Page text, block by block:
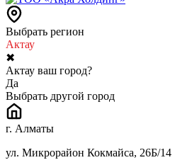
Выбрать регион
Актау
✖
Актау ваш город?
Да
Выбрать другой город
г. Алматы
ул. Микрорайон Кокмайса, 26Б/14